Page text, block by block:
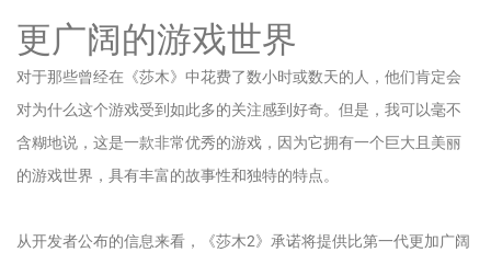
更广阔的游戏世界
对于那些曾经在《莎木》中花费了数小时或数天的人，他们肯定会
对为什么这个游戏受到如此多的关注感到好奇。但是，我可以毫不
含糊地说，这是一款非常优秀的游戏，因为它拥有一个巨大且美丽
的游戏世界，具有丰富的故事性和独特的特点。
从开发者公布的信息来看，《莎木2》承诺将提供比第一代更加广阔